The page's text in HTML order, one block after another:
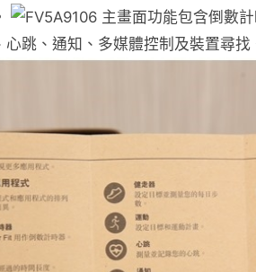
主畫面功能包含倒數
心跳、通知、多媒體控制及裝置尋找